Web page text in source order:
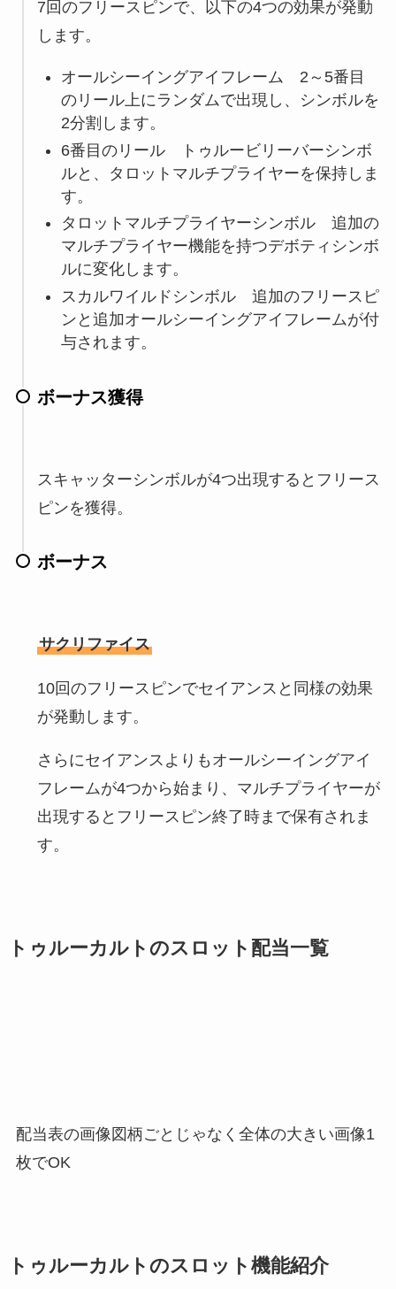
7回のフリースピンで、以下の4つの効果が発動
します。
オールシーイングアイフレーム 2～5番目
のリール上にランダムで出現し、シンボルを
2分割します。
6番目のリール トゥルービリーバーシンボ
ルと、タロットマルチプライヤーを保持しま
す。
タロットマルチプライヤーシンボル 追加の
マルチプライヤー機能を持つデボティシンボ
ルに変化します。
スカルワイルドシンボル 追加のフリースピ
ンと追加オールシーイングアイフレームが付
与されます。
ボーナス獲得
スキャッターシンボルが4つ出現するとフリース
ピンを獲得。
ボーナス
サクリファイス
10回のフリースピンでセイアンスと同様の効果
が発動します。
さらにセイアンスよりもオールシーイングアイ
フレームが4つから始まり、マルチプライヤーが
出現するとフリースピン終了時まで保有されま
す。
トゥルーカルトのスロット配当一覧
配当表の画像図柄ごとじゃなく全体の大きい画像1
枚でOK
トゥルーカルトのスロット機能紹介